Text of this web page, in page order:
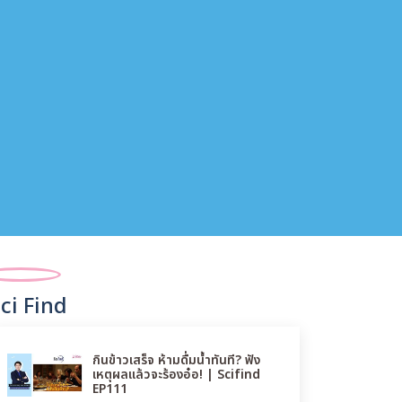
Find
กินข้าวเสร็จ ห้ามดื่มน้ำทันที? ฟัง
เหตุผลแล้วจะร้องอ๋อ! | Scifind
EP111